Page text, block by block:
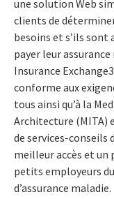
une solution Web
clients de
besoins et s’ils sont
payer leur
Insurance
conforme aux
tous ainsi qu’à la
Architecture (MITA)
de services-conseils
meilleur accès et un
petits employeurs
d’assurance maladie.